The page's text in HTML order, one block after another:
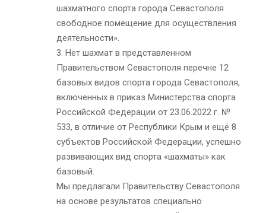
шахматного спорта города Севастополя
свободное помещение для осуществления
деятельности».
3. Нет шахмат в представленном
Правительством Севастополя перечне 12
базовых видов спорта города Севастополя,
включенных в приказ Министерства спорта
Российской Федерации от 23.06.2022 г. №
533, в отличие от Республики Крым и ещё 8
субъектов Российской Федерации, успешно
развивающих вид спорта «шахматы» как
базовый.
Мы предлагали Правительству Севастополя
на основе результатов специально